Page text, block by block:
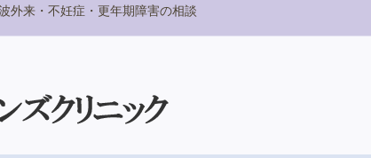
外来・不妊症・更年期障害の相談